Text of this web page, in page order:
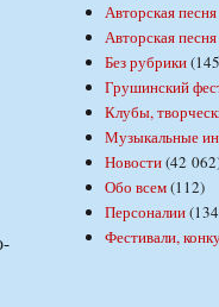
Авторская
Авторская
Без рубрики
Грушинский
Клубы,
Музыкальные
Новости(42
Обо всем(112)
Персоналии
Фестивали,